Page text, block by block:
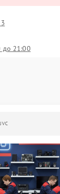
до 21:00